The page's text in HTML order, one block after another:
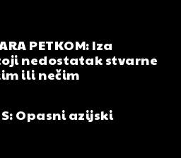
PETKOM: Iza
nedostatak stvarne
ili nečim
Opasni azijski